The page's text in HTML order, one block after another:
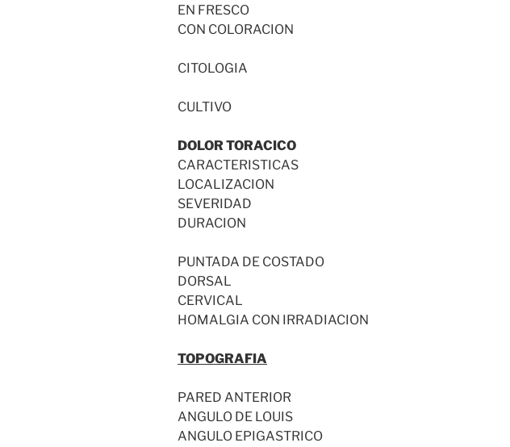
EN FRESCO
CON COLORACION
CITOLOGIA
CULTIVO
DOLOR TORACICO
CARACTERISTICAS
LOCALIZACION
SEVERIDAD
DURACION
PUNTADA DE COSTADO
DORSAL
CERVICAL
HOMALGIA CON IRRADIACION
TOPOGRAFIA
PARED ANTERIOR
ANGULO DE LOUIS
ANGULO EPIGASTRICO